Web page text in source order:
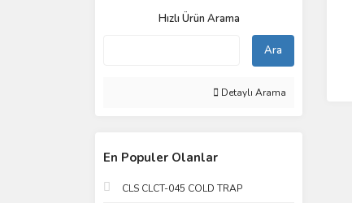
Hızlı Ürün Arama
Ara
Detaylı Arama
En Populer Olanlar
CLS CLCT-045 COLD TRAP